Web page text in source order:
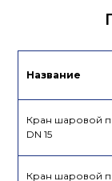
Название
Кран шаровой
DN 15
Кран шаровой